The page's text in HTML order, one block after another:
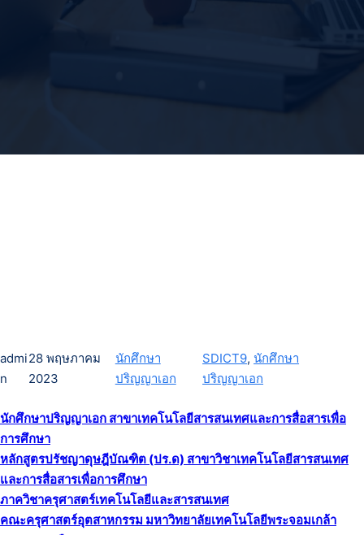
admi
n
28 พฤษภาคม
2023
นักศึกษา
ปริญญาเอก
SDICT9, นักศึกษา
ปริญญาเอก
นักศึกษาปริญญาเอก สาขาเทคโนโลยีสารสนเทศและการสื่อสารเพื่อ
การศึกษา
หลักสูตรปรัชญาดุษฎีบัณฑิต (ปร.ด) สาขาวิชาเทคโนโลยีสารสนเทศ
และการสื่อสารเพื่อการศึกษา
ภาควิชาครุศาสตร์เทคโนโลยีและสารสนเทศ
คณะครุศาสตร์อุตสาหกรรม มหาวิทยาลัยเทคโนโลยีพระจอมเกล้า